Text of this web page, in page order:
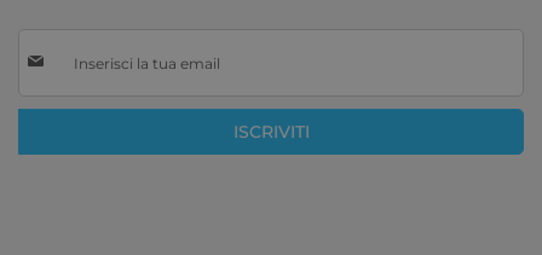
alla
Newsletter:
ISCRIVITI